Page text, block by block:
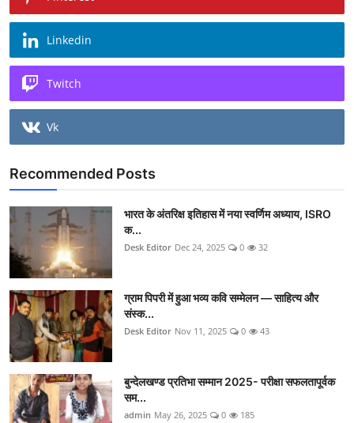
Linkedin
Twitch
Vk
Recommended Posts
भारत के अंतरिक्ष इतिहास में नया स्वर्णिम अध्याय, ISRO
क...
Desk Editor Dec 24, 2025 0 32
ग्राम पिपरी में हुआ भव्य कवि सम्मेलन — साहित्य और
संस्क...
Desk Editor Nov 11, 2025 0 43
बुन्देलखण्ड प्रतिभा सम्मान 2025- परीक्षा सफलतापूर्वक
सम...
admin May 26, 2025 0 185